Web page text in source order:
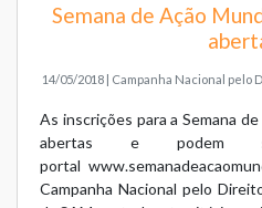
Semana de Ação
14/05/2018 | Campanha Nacional pelo
As inscrições para a Semana
abertas e podem
portal
Campanha Nacional pelo